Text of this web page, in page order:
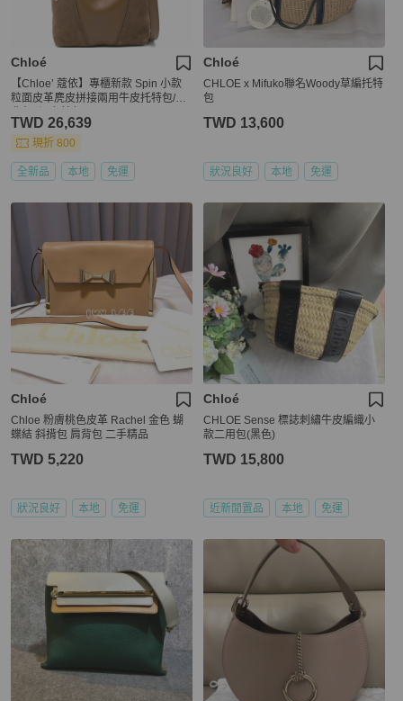
Chloé
【Chloe’ 蔻依】專櫃新款 Spin 小款
粒面皮革麂皮拼接兩用牛皮托特包/側
TWD 26,639
現折 800
全新品 本地 免運
Chloé
CHLOE x Mifuko聯名Woody草編托特
包
TWD 13,600
狀況良好 本地 免運
Chloé
Chloe 粉膚桃色皮革 Rachel 金色 蝴
蝶結 斜揹包 肩背包 二手精品
TWD 5,220
狀況良好 本地 免運
Chloé
CHLOE Sense 標誌刺繡牛皮編織小
款二用包(黑色)
TWD 15,800
近新閒置品 本地 免運